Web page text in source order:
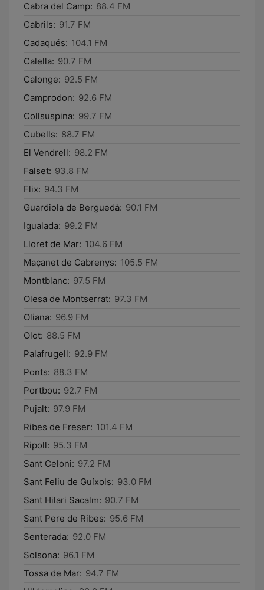
Cabra del Camp: 88.4 FM
Cabrils: 91.7 FM
Cadaqués: 104.1 FM
Calella: 90.7 FM
Calonge: 92.5 FM
Camprodon: 92.6 FM
Collsuspina: 99.7 FM
Cubells: 88.7 FM
El Vendrell: 98.2 FM
Falset: 93.8 FM
Flix: 94.3 FM
Guardiola de Berguedà: 90.1 FM
Igualada: 99.2 FM
Lloret de Mar: 104.6 FM
Maçanet de Cabrenys: 105.5 FM
Montblanc: 97.5 FM
Olesa de Montserrat: 97.3 FM
Oliana: 96.9 FM
Olot: 88.5 FM
Palafrugell: 92.9 FM
Ponts: 88.3 FM
Portbou: 92.7 FM
Pujalt: 97.9 FM
Ribes de Freser: 101.4 FM
Ripoll: 95.3 FM
Sant Celoni: 97.2 FM
Sant Feliu de Guíxols: 93.0 FM
Sant Hilari Sacalm: 90.7 FM
Sant Pere de Ribes: 95.6 FM
Senterada: 92.0 FM
Solsona: 96.1 FM
Tossa de Mar: 94.7 FM